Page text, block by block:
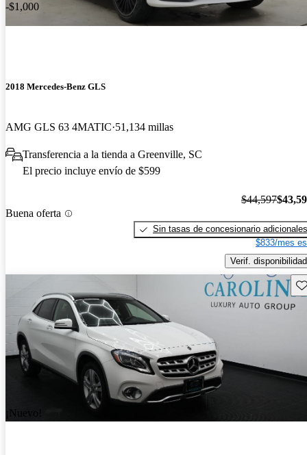
-$1,000
2018 Mercedes-Benz GLS
AMG GLS 63 4MATIC 51,134 millas
Transferencia a la tienda a Greenville, SC
El precio incluye envío de $599
Buena oferta
$44,597
Sin tasas de concesionario adicionales
$833/mes
Verif. disponibilidad
¡Nuevo!